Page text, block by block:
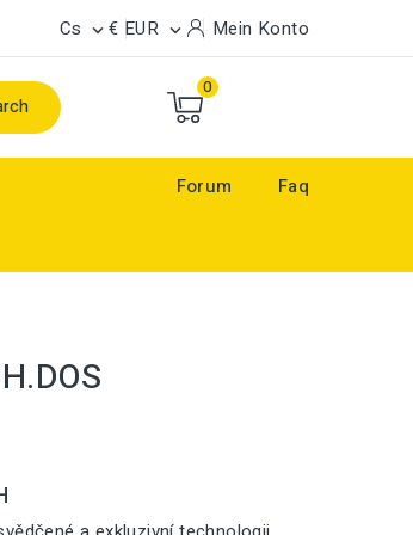
Cs € EUR  Mein Konto
0
Forum Faq